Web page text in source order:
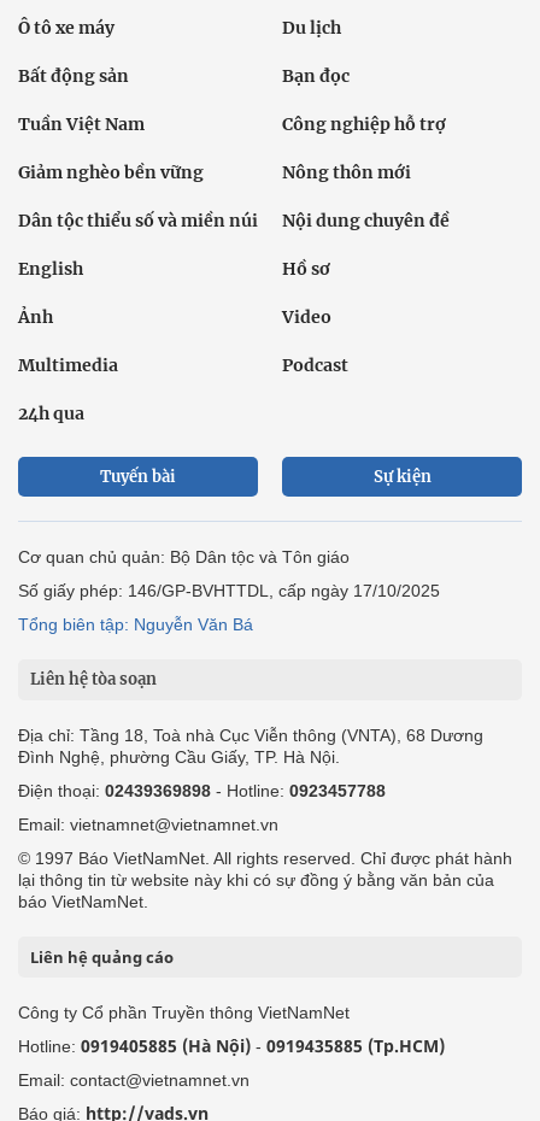
Ô tô xe máy Du lịch
Bất động sản Bạn đọc
Tuần Việt Nam Công nghiệp hỗ trợ
Giảm nghèo bền vững Nông thôn mới
Dân tộc thiểu số và miền núi Nội dung chuyên đề
English Hồ sơ
Ảnh Video
Multimedia Podcast
24h qua
Tuyến bài Sự kiện
Cơ quan chủ quản: Bộ Dân tộc và Tôn giáo
Số giấy phép: 146/GP-BVHTTDL, cấp ngày 17/10/2025
Tổng biên tập: Nguyễn Văn Bá
Liên hệ tòa soạn
Địa chỉ: Tầng 18, Toà nhà Cục Viễn thông (VNTA), 68 Dương
Đình Nghệ, phường Cầu Giấy, TP. Hà Nội.
Điện thoại: 02439369898 - Hotline: 0923457788
Email: vietnamnet@vietnamnet.vn
© 1997 Báo VietNamNet. All rights reserved. Chỉ được phát hành
lại thông tin từ website này khi có sự đồng ý bằng văn bản của
báo VietNamNet.
Liên hệ quảng cáo
Công ty Cổ phần Truyền thông VietNamNet
Hotline: 0919405885 (Hà Nội) - 0919435885 (Tp.HCM)
Email: contact@vietnamnet.vn
Báo giá: http://vads.vn